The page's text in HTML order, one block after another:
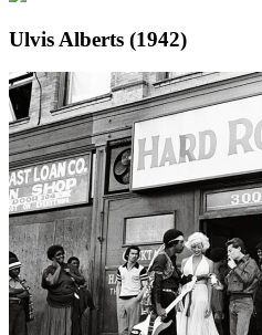
Ulvis Alberts (1942)